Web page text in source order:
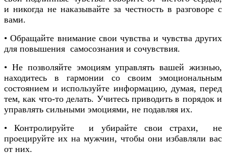
и никогда не наказывайте за честность в разговоре с
вами.
• Обращайте внимание свои чувства и чувства других
для повышения самосознания и сочувствия.
• Не позволяйте эмоциям управлять вашей жизнью,
находитесь в гармонии со своим эмоциональным
состоянием и используйте информацию, думая, перед
тем, как что-то делать. Учитесь приводить в порядок и
управлять сильными эмоциями, не подавляя их.
• Контролируйте и убирайте свои страхи, не
проецируйте их на мужчин, чтобы они избавляли вас
от них.